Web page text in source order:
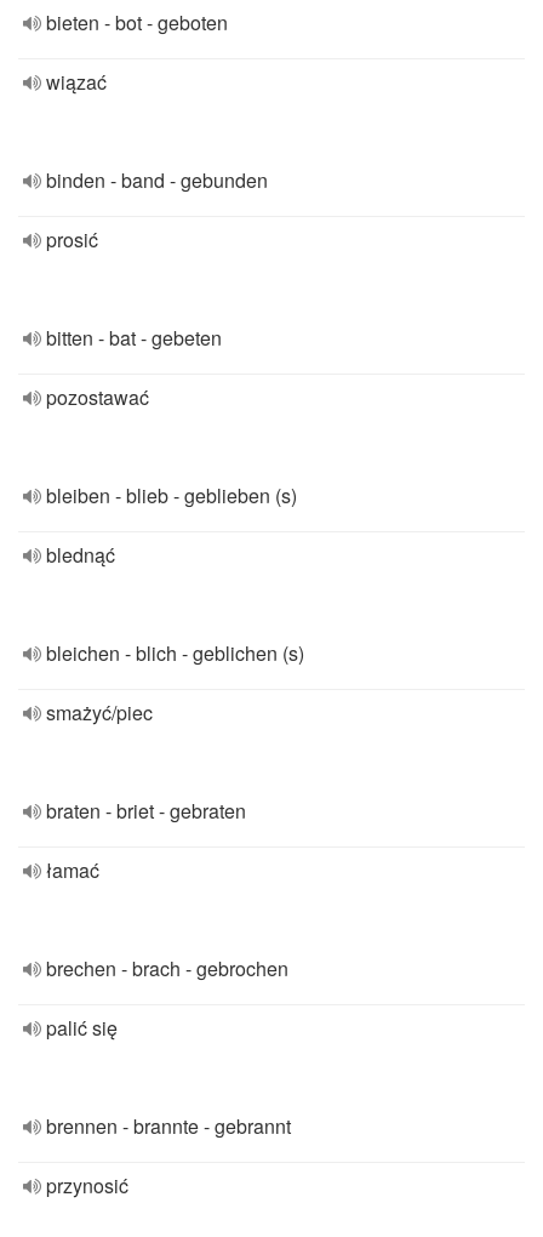
bieten - bot - geboten
wiązać
binden - band - gebunden
prosić
bitten - bat - gebeten
pozostawać
bleiben - blieb - geblieben (s)
blednąć
bleichen - blich - geblichen (s)
smażyć/piec
braten - briet - gebraten
łamać
brechen - brach - gebrochen
palić się
brennen - brannte - gebrannt
przynosić